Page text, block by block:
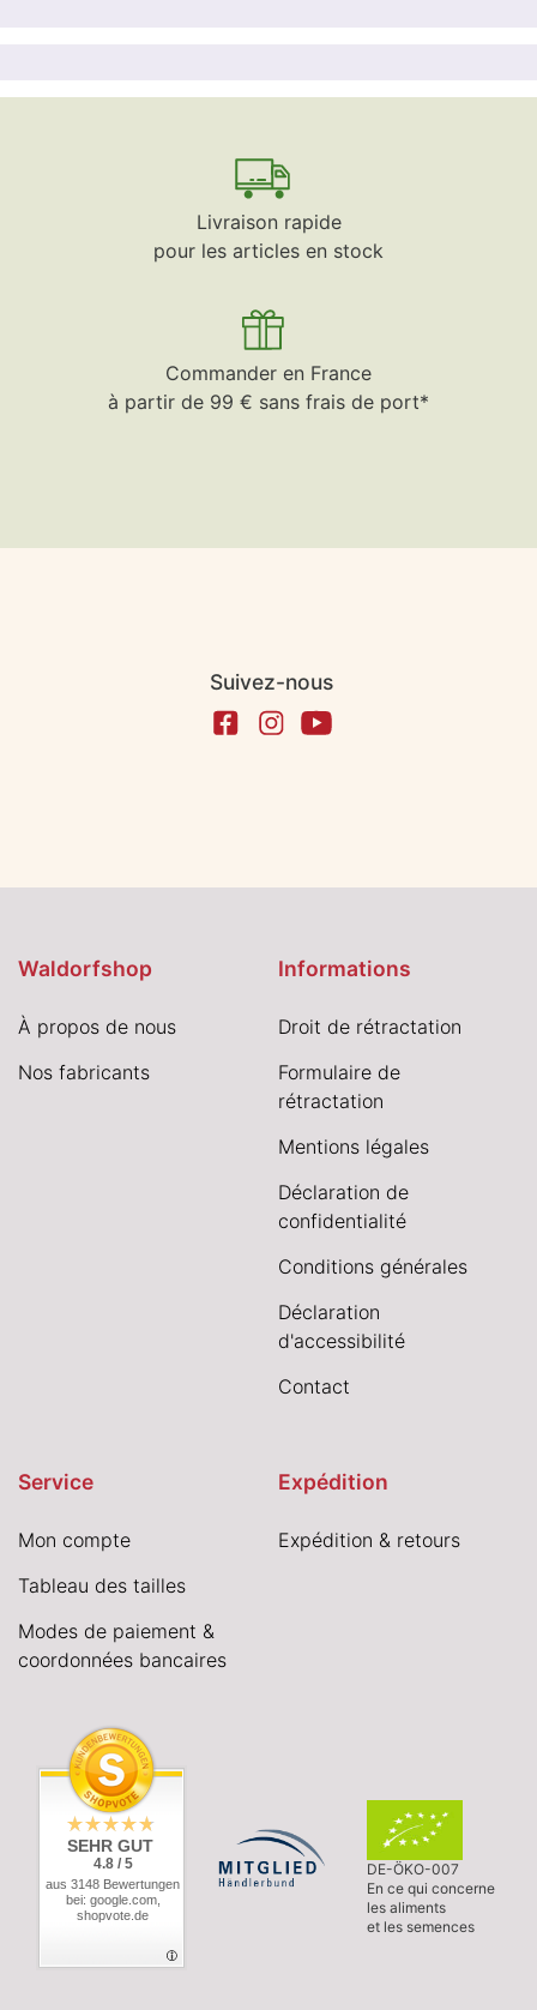
Livraison rapide
pour les articles en stock
Commander en France
à partir de 99 € sans frais de port*
Suivez-nous
Waldorfshop
À propos de nous
Nos fabricants
Informations
Droit de rétractation
Formulaire de
rétractation
Mentions légales
Déclaration de
confidentialité
Conditions générales
Déclaration
d'accessibilité
Contact
Service
Mon compte
Tableau des tailles
Modes de paiement &
coordonnées bancaires
Expédition
Expédition & retours
SEHR GUT
4.8 / 5
aus 3148 Bewertungen
bei: google.com,
shopvote.de
DE-ÖKO-007
En ce qui concerne
les aliments
et les semences